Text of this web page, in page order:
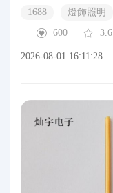
1688 燈飾照明
600
3.6
2026-08-01 16:11:28